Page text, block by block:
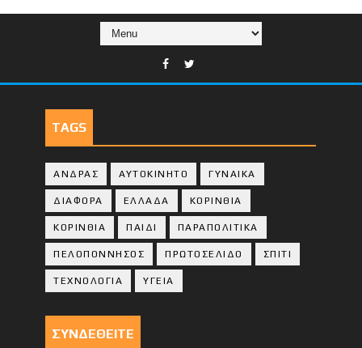
TAGS
ΑΝΔΡΑΣ ΑΥΤΟΚΙΝΗΤΟ ΓΥΝΑΙΚΑ
ΔΙΑΦΟΡΑ ΕΛΛΑΔΑ ΚΟΡΙΝΘΙΑ
ΚΟΡΙΝΘΙA ΠΑΙΔΙ ΠΑΡΑΠΟΛΙΤΙΚΑ
ΠΕΛΟΠΟΝΝΗΣΟΣ ΠΡΩΤΟΣΕΛΙΔΟ ΣΠΙΤΙ
ΤΕΧΝΟΛΟΓΙΑ ΥΓΕΙΑ
ΣΥΝΔΕΘΕΙΤΕ